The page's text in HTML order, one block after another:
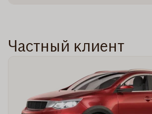
Частный клиент